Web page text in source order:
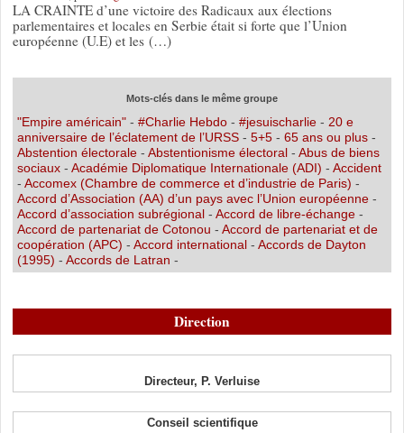
LA CRAINTE d’une victoire des Radicaux aux élections
parlementaires et locales en Serbie était si forte que l’Union
européenne (U.E) et les (…)
Mots-clés dans le même groupe
"Empire américain"- #Charlie Hebdo- #jesuischarlie- 20 e
anniversaire de l’éclatement de l’URSS- 5+5- 65 ans ou plus-
Abstention électorale- Abstentionisme électoral- Abus de biens
sociaux- Académie Diplomatique Internationale (ADI) - Accident
- Accomex (Chambre de commerce et d’industrie de Paris) -
Accord d’Association (AA) d’un pays avec l’Union européenne-
Accord d’association subrégional- Accord de libre-échange-
Accord de partenariat de Cotonou - Accord de partenariat et de
coopération (APC) - Accord international- Accords de Dayton
(1995) - Accords de Latran -
Direction
Directeur, P. Verluise
Conseil scientifique